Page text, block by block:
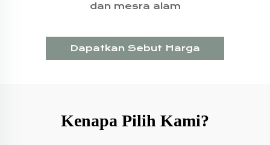
dan mesra alam
Dapatkan Sebut Harga
Kenapa Pilih Kami?